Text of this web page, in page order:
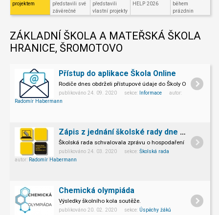
projektem
představili své
závěrečné
projekty v
představili
vlastní projekty
ve Scratchi
HELP 2026
během
prázdnin
ZÁKLADNÍ ŠKOLA A MATEŘSKÁ ŠKOLA
HRANICE, ŠROMOTOVO
Přístup do aplikace Škola Online
Rodiče dnes obdrželi přístupové údaje do Školy Online.
publikováno 24. 09. 2020 sekce: Informace autor:
Radomír Habermann
Zápis z jednání školské rady dne 23.3.2020
Školská rada schvalovala zprávu o hospodaření školy a
publikováno 24. 03. 2020 sekce: Školská rada
autor: Radomír Habermann
Chemická olympiáda
Výsledky školního kola soutěže.
Čtyři žáci postupují do okresního kola.
publikováno 20. 02. 2020 sekce: Úspěchy žáků